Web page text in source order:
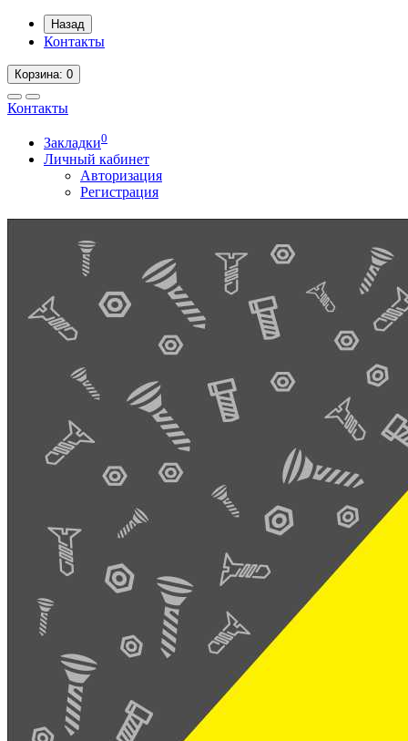
Назад
Контакты
Корзина: 0
Контакты
Закладки0
Личный кабинет
Авторизация
Регистрация